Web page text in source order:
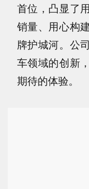
首位，凸显了
销量、用心构
牌护城河。公
车领域的创新
期待的体验。